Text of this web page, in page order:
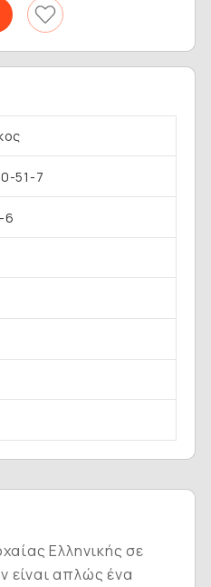
51-7
6
Eλληνικής σε
είναι απλώς ένα